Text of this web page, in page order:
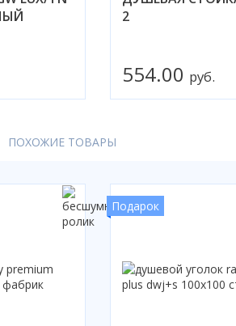
2
554.00 руб.
ПОХОЖИЕ ТОВАРЫ
Подарок